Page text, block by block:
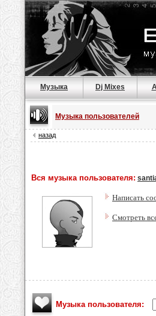
Музыка Dj Mixes
Музыка пользователей
назад
Вся музыка пользователя:
Написать
Смотреть
Музыка пользователя: